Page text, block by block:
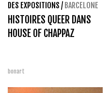
DES EXPOSITIONS / BARCELONE
HISTOIRES QUEER DANS
HOUSE OF CHAPPAZ
bonart